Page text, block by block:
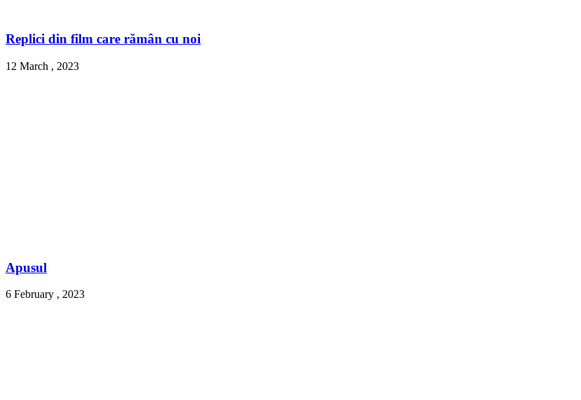
Replici din film care rămân cu noi
12 March , 2023
Apusul
6 February , 2023